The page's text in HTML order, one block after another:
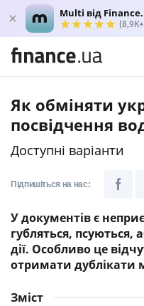
Multi від
Як обміняти
посвідчення
Доступні варіанти
Підпишіться на нас:
У документів є
губляться, псуються,
дії. Особливо це
отримати дублікати
Зміст